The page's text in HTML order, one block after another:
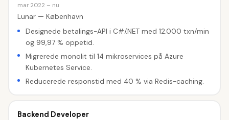
mar 2022 – nu
Lunar — København
Designede betalings-API i C#/.NET med 12.000 txn/min
og 99,97 % oppetid.
Migrerede monolit til 14 mikroservices på Azure
Kubernetes Service.
Reducerede responstid med 40 % via Redis-caching.
Backend Developer